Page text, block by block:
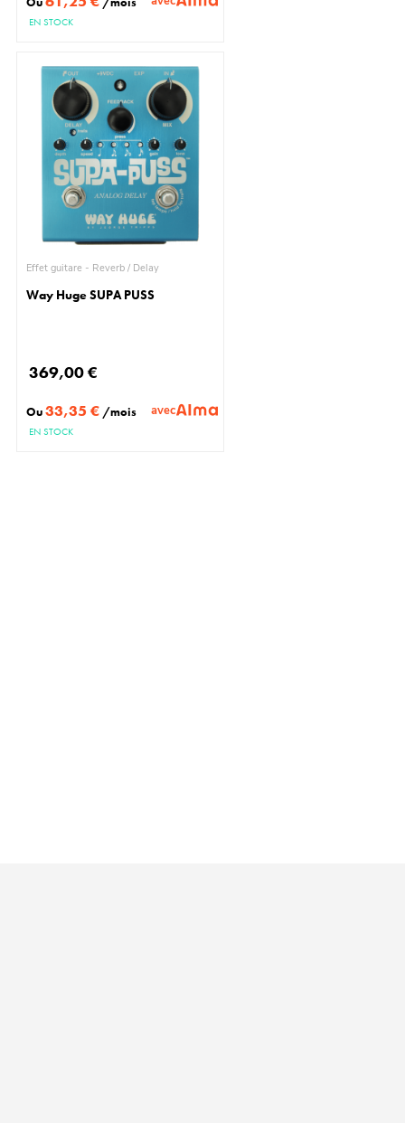
EN STOCK
Effet guitare - Reverb / Delay
Way Huge SUPA PUSS
369,00 €
Ou33,35 € /mois avec
EN STOCK